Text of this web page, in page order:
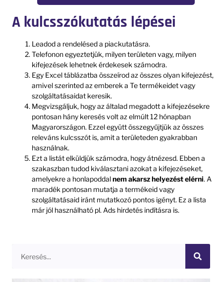
A kulcsszókutatás lépései
Leadod a rendelésed a piackutatásra.
Telefonon egyeztetjük, milyen területen vagy, milyen
kifejezések lehetnek érdekesek számodra.
Egy Excel táblázatba összeírod az összes olyan kifejezést,
amivel szerinted az emberek a Te termékeidet vagy
szolgáltatásaidat keresik.
Megvizsgáljuk, hogy az általad megadott a kifejezésekre
pontosan hány keresés volt az elmúlt 12 hónapban
Magyarországon. Ezzel együtt összegyűjtjük az összes
releváns kulcsszót is, amit a területeden gyakrabban
használnak.
Ezt a listát elküldjük számodra, hogy átnézesd. Ebben a
szakaszban tudod kiválasztani azokat a kifejezéseket,
amelyekre a honlapoddalnem akarsz helyezést elérni. A
maradék pontosan mutatja a termékeid vagy
szolgáltatásaid iránt mutatkozó pontos igényt. Ez a lista
már jól használható pl. Ads hirdetés indításra is.